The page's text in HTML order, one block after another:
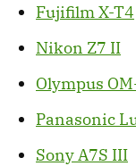
Fujifilm X-T4
Nikon Z7 II
Olympus
Panasonic
Sony A7S III